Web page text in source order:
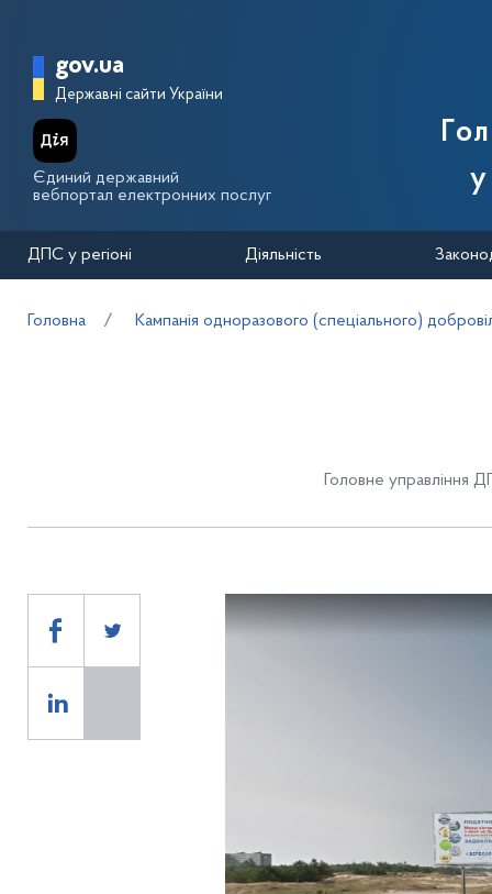
Головна сторінка Державної
gov.ua
Державні сайти України
Єдиний державний
вебпортал електронних послуг
ДПС у регіоні Діяльність
Головна Кампанія одноразового (спеціального)
Головне управління